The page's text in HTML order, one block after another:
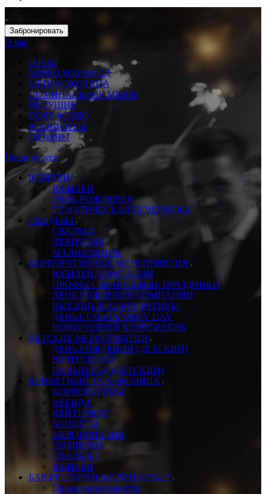
Забронировать
О нас
О НАС
МЕНЮ МАРИНАД
МЕНЮ ОКОЛИЦА
ПОМИНАЛЬНОЕ МЕНЮ
ВЕДУЩИЕ
ПОРТФОЛИО
РЕКВИЗИТЫ
ОТЗЫВЫ
Наши услуги
ЮБИЛЕИ
ЮБИЛЕЙ
ДЕНЬ РОЖДЕНИЯ
ТЕМАТИЧЕСКАЯ ВЕЧЕРИНКА
СВАДЬБЫ
СВАДЬБА
ДЕВИЧНИК
МАЛЬЧИШНИК
КОРПОРАТИВНЫЕ МЕРОПРИЯТИЯ
ЮБИЛЕЙ КОМПАНИИ
ПРОФЕССИОНАЛЬНЫЕ ПРАЗДНИКИ
ДЕНЬ РОЖДЕНИЯ КОМПАНИИ
ВЫЕЗДНЫЕ КОРПОРАТИВЫ
ДЕНЬ СЕМЬИ/FAMILY DAY
НОВОГОДНИЙ КОРПОРАТИВ
ДЕТСКИЕ МЕРОПРИЯТИЯ
ДЕНЬ РОЖДЕНИЯ (ДЕТСКИЙ)
ВЫПУСКНОЙ
НОВЫЙ ГОД (ДЕТСКИЙ)
БАНКЕТНЫЙ ЗАЛ ОКОЛИЦА
КОРПОРАТИВЫ
АРЕНДА
КЕЙТЕРИНГ
БАНКЕТЫ
МЕРОПРИЯТИЯ
ПОМИНКИ
СВАДЬБЫ
ЮБИЛЕИ
БАР-РЕСТОРАН МАРИНАД №13
Проведение банкетов